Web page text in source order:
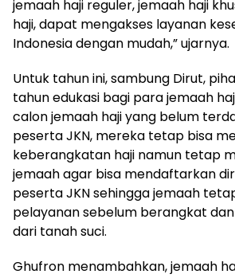
jemaah haji reguler, jemaah haji
haji, dapat mengakses layanan
Indonesia dengan mudah,” ujarnya.
Untuk tahun ini, sambung Dirut,
tahun edukasi bagi para jemaah
calon jemaah haji yang belum
peserta JKN, mereka tetap bisa
keberangkatan haji namun tetap
jemaah agar bisa mendaftarkan
peserta JKN sehingga jemaah
pelayanan sebelum berangkat
dari tanah suci.
Ghufron menambahkan, jemaah